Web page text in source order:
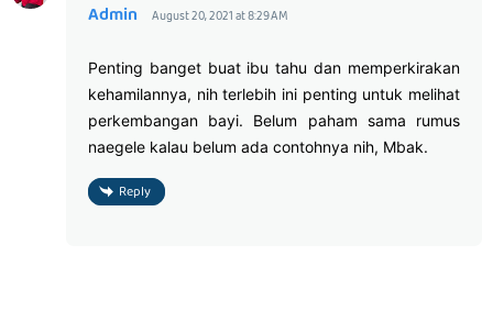
Admin August 20, 2021 at 8:29 AM
Penting banget buat ibu tahu dan memperkirakan
kehamilannya, nih terlebih ini penting untuk melihat
perkembangan bayi. Belum paham sama rumus
naegele kalau belum ada contohnya nih, Mbak.
Reply